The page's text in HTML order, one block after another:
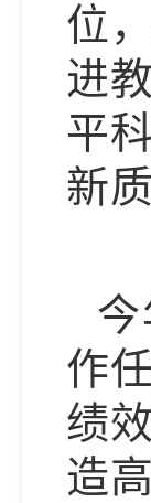
位
进
平
新
作
绩
造